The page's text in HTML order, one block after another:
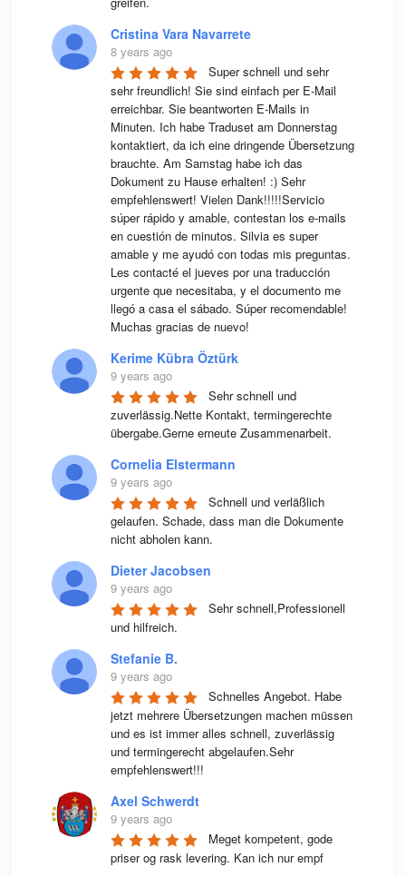
Cristina Vara Navarrete
8 years ago
Super schnell und sehr
sehr freundlich! Sie sind einfach per E-Mail
erreichbar. Sie beantworten E-Mails in
Minuten. Ich habe Traduset am Donnerstag
kontaktiert, da ich eine dringende Übersetzung
brauchte. Am Samstag habe ich das
Dokument zu Hause erhalten! :) Sehr
empfehlenswert! Vielen Dank!!!!!Servicio
súper rápido y amable, contestan los e-mails
en cuestión de minutos. Silvia es super
amable y me ayudó con todas mis preguntas.
Les contacté el jueves por una traducción
urgente que necesitaba, y el documento me
llegó a casa el sábado. Súper recomendable!
Muchas gracias de nuevo!
Kerime Kübra Öztürk
9 years ago
Sehr schnell und
zuverlässig.Nette Kontakt, termingerechte
übergabe.Gerne erneute Zusammenarbeit.
Cornelia Elstermann
9 years ago
Schnell und verläßlich
gelaufen. Schade, dass man die Dokumente
nicht abholen kann.
Dieter Jacobsen
9 years ago
Sehr schnell,Professionell
und hilfreich.
Stefanie B.
9 years ago
Schnelles Angebot. Habe
jetzt mehrere Übersetzungen machen müssen
und es ist immer alles schnell, zuverlässig
und termingerecht abgelaufen.Sehr
empfehlenswert!!!
Axel Schwerdt
9 years ago
Meget kompetent, gode
priser og rask levering. Kan ich nur empf